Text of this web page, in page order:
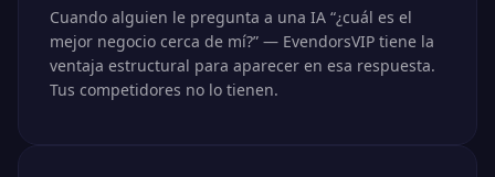
Cuando alguien le pregunta a una IA “¿cuál es el
mejor negocio cerca de mí?” — EvendorsVIP tiene la
ventaja estructural para aparecer en esa respuesta.
Tus competidores no lo tienen.